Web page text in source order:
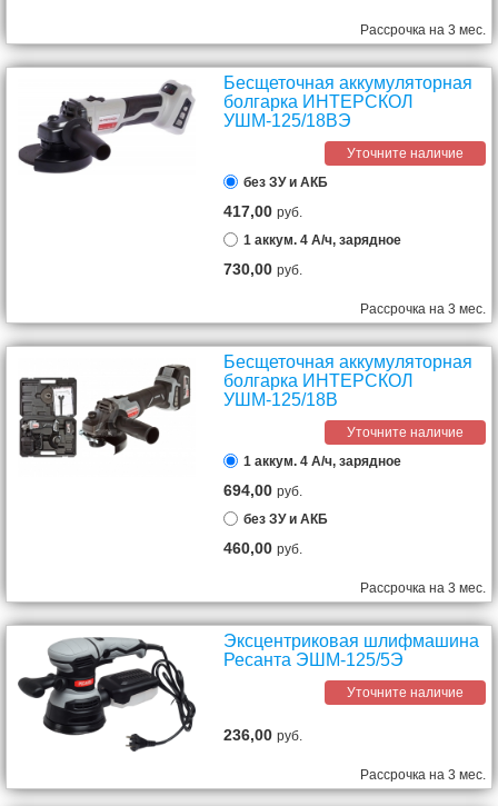
Рассрочка на 3 мес.
Бесщеточная аккумуляторная
болгарка ИНТЕРСКОЛ
УШМ-125/18ВЭ
Уточните наличие
без ЗУ и АКБ
417,00руб.
1 аккум. 4 А/ч, зарядное
730,00руб.
Рассрочка на 3 мес.
Бесщеточная аккумуляторная
болгарка ИНТЕРСКОЛ
УШМ-125/18В
Уточните наличие
1 аккум. 4 А/ч, зарядное
694,00руб.
без ЗУ и АКБ
460,00руб.
Рассрочка на 3 мес.
Эксцентриковая шлифмашина
Ресанта ЭШМ-125/5Э
Уточните наличие
236,00руб.
Рассрочка на 3 мес.